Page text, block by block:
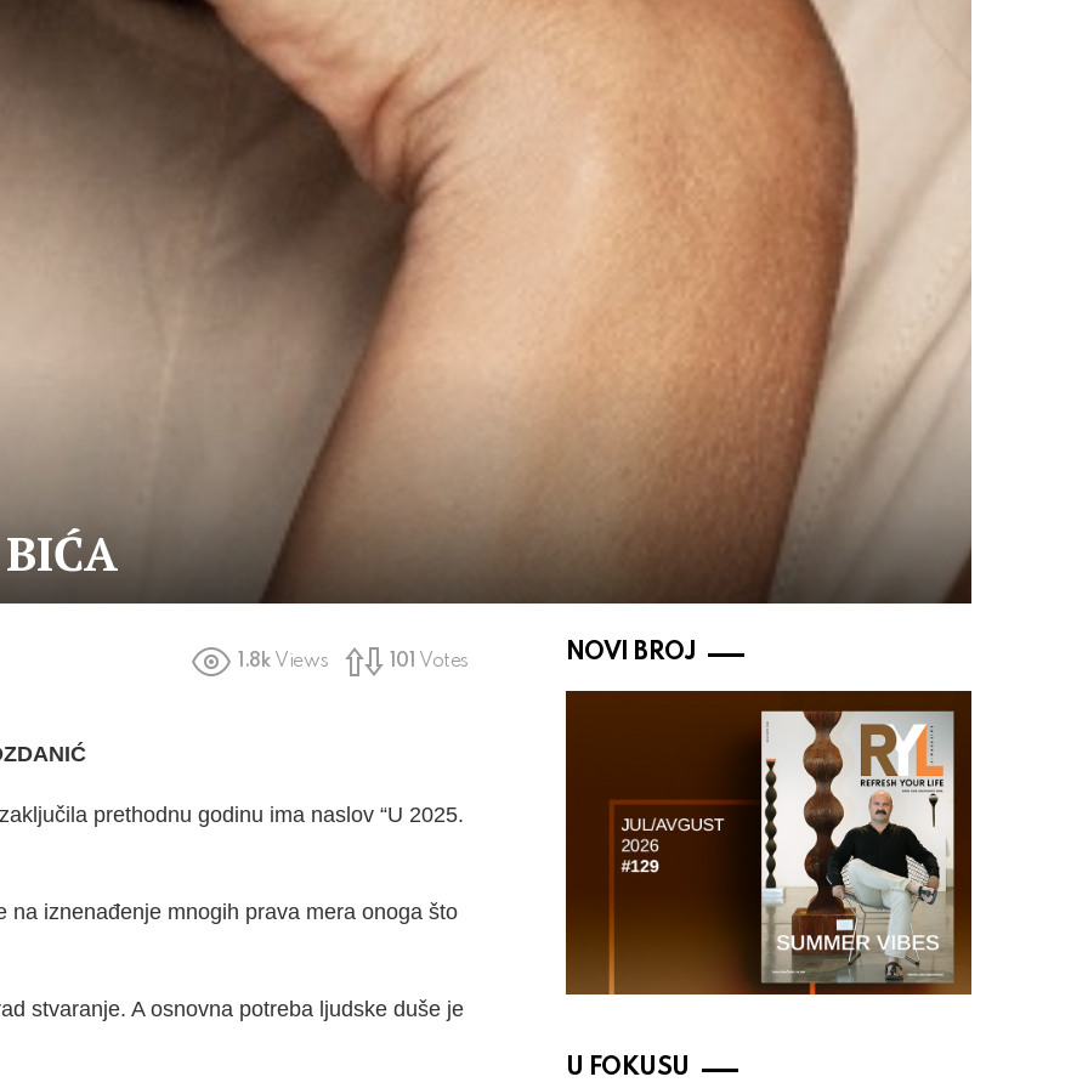
1.8k Views 101 Votes
prethodnu godinu ima naslov “U 2025.
na iznenađenje mnogih prava mera onoga što
stvaranje. A osnovna potreba ljudske duše je
NOVI BROJ
U FOKUSU